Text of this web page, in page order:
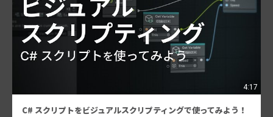
4:17
C# スクリプトをビジュアルスクリプティングで使ってみよう！